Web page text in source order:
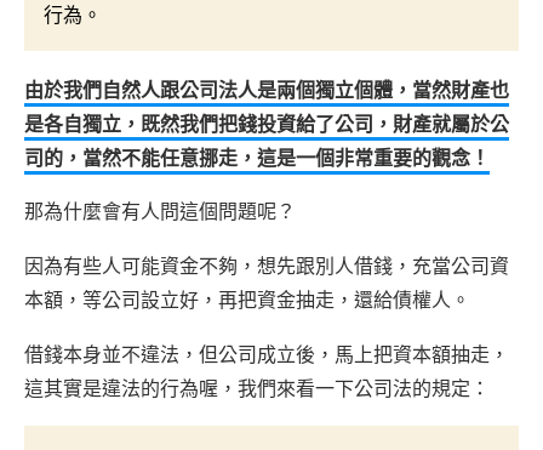
行為。
由於我們自然人跟公司法人是兩個獨立個體，當然財產也
是各自獨立，既然我們把錢投資給了公司，財產就屬於公
司的，當然不能任意挪走，這是一個非常重要的觀念！
那為什麼會有人問這個問題呢？
因為有些人可能資金不夠，想先跟別人借錢，充當公司資
本額，等公司設立好，再把資金抽走，還給債權人。
借錢本身並不違法，但公司成立後，馬上把資本額抽走，
這其實是違法的行為喔，我們來看一下公司法的規定：